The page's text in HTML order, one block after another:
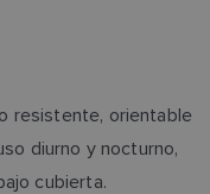
resistente, orientable
diurno y nocturno,
cubierta.